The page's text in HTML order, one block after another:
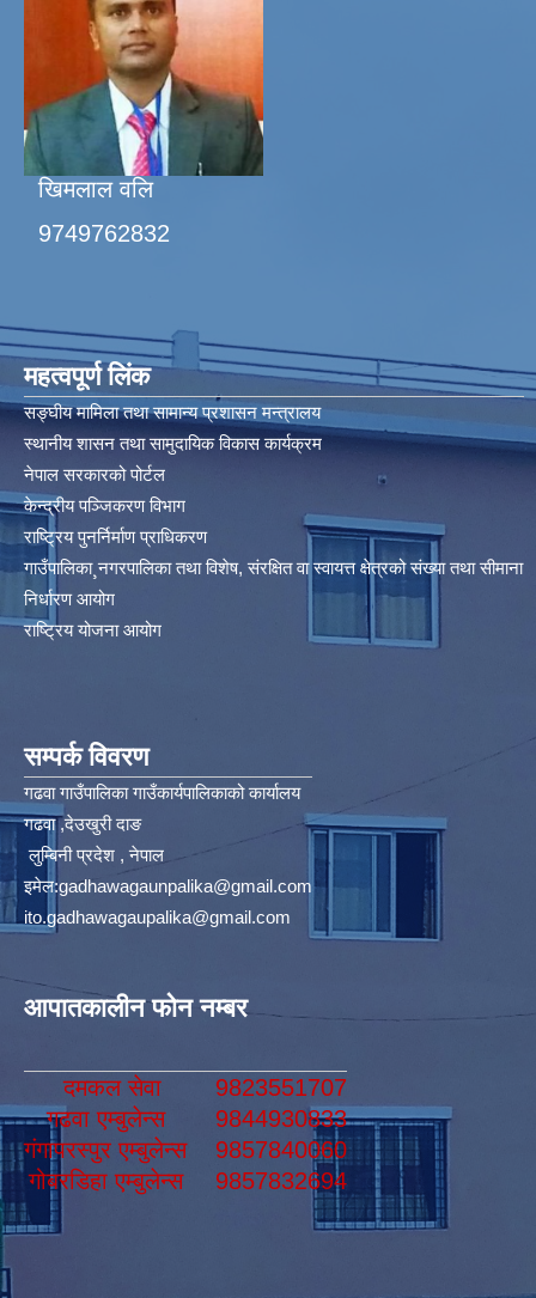
खिमलाल वलि
9749762832
महत्वपूर्ण लिंक
सङ्घीय मामिला तथा सामान्य प्रशासन मन्त्रालय
स्थानीय शासन तथा सामुदायिक विकास कार्यक्रम
नेपाल सरकारको पोर्टल
केन्द्रीय पञ्जिकरण विभाग
राष्ट्रिय पुनर्निर्माण प्राधिकरण
गाउँपालिका¸नगरपालिका तथा विशेष, संरक्षित वा स्वायत्त क्षेत्रको संख्या तथा सीमाना
निर्धारण आयोग​
राष्ट्रिय योजना आयोग
सम्पर्क विवरण
गढवा गाउँपालिका गाउँकार्यपालिकाको कार्यालय
गढवा ,देउखुरी दाङ
लुम्बिनी प्रदेश , नेपाल
इमेल:gadhawagaunpalika@gmail.com
ito.gadhawagaupalika@gmail.com
आपातकालीन फोन नम्बर
दमकल सेवा
9823551707
गढवा एम्बुलेन्स
9844930833
गंगापरस्पुर एम्बुलेन्स
9857840060
गोबरडिहा एम्बुलेन्स
9857832694